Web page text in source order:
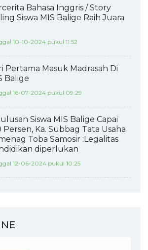
Bahasa Inggris / Story
Siswa MIS Balige Raih Juara
10-10-2024 pukul 11:52
Pertama Masuk Madrasah Di
Balige
16-07-2024 pukul 09:29
Siswa MIS Balige Capai
Persen, Ka. Subbag Tata Usaha
Toba Samosir :Legalitas
diperlukan
12-06-2024 pukul 10:25